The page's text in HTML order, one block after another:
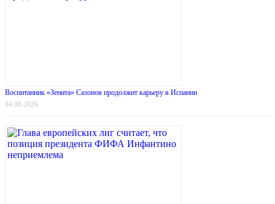
Воспитанник «Зенита» Сазонов продолжит карьеру в Испании
04.08.2026